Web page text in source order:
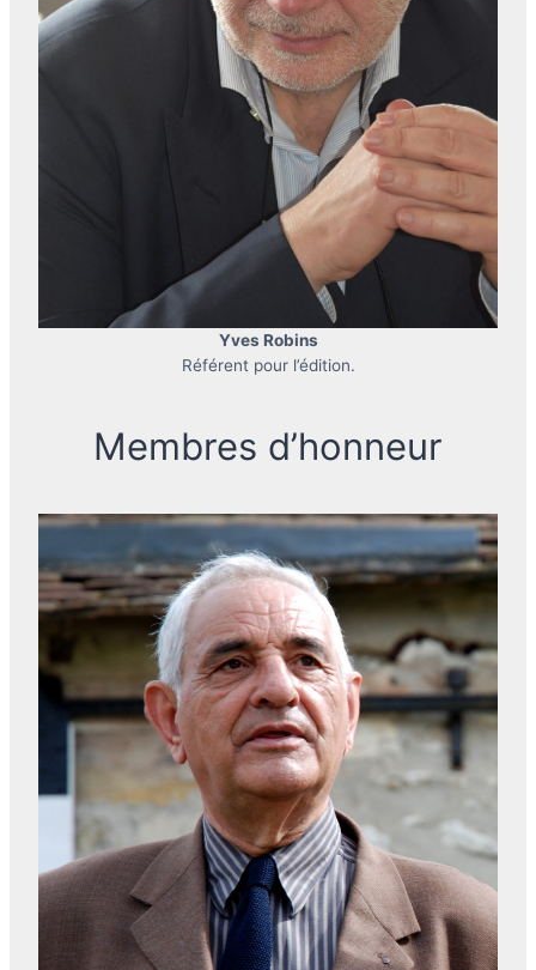
Yves Robins
Référent pour l’édition.
Membres d’honneur